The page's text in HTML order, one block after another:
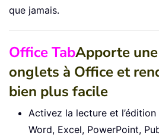
que jamais.
Office TabApporte
onglets à Office et
bien plus facile
Activez la lecture et
Word, Excel, PowerPoint,